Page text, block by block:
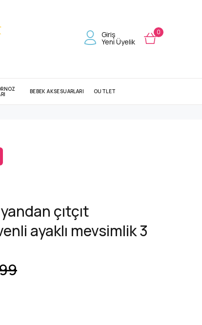
Giriş
Yeni Üyelik
0
BEBEK AKSESUARLARI OUTLET
yandan çıtçıt
ayaklı mevsimlik 3